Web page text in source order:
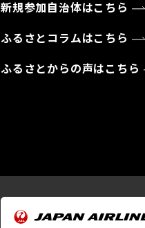
新規参加自治体はこちら
ふるさとコラムはこちら
ふるさとからの声はこちら